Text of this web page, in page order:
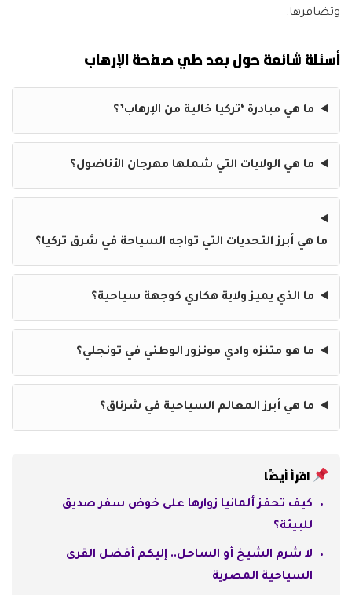
وتضافرها.
أسئلة شائعة حول بعد طي صفحة الإرهاب
ما هي مبادرة ‘تركيا خالية من الإرهاب’؟
ما هي الولايات التي شملها مهرجان الأناضول؟
ما هي أبرز التحديات التي تواجه السياحة في شرق تركيا؟
ما الذي يميز ولاية هكاري كوجهة سياحية؟
ما هو متنزه وادي مونزور الوطني في تونجلي؟
ما هي أبرز المعالم السياحية في شرناق؟
اقرأ أيضًا
كيف تحفز ألمانيا زوارها على خوض سفر صديق
للبيئة؟
لا شرم الشيخ أو الساحل.. إليكم أفضل القرى
السياحية المصرية